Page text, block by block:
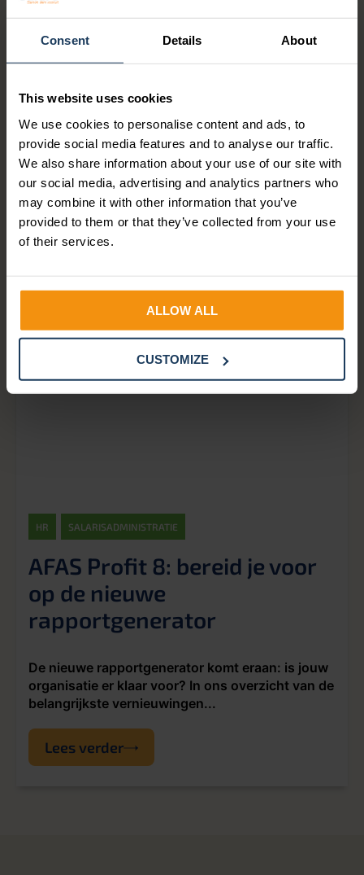
Consent Details About
This website uses cookies
We use cookies to personalise content and ads, to
provide social media features and to analyse our traffic.
We also share information about your use of our site with
our social media, advertising and analytics partners who
may combine it with other information that you’ve
provided to them or that they’ve collected from your use
of their services.
ALLOW ALL
CUSTOMIZE
HR SALARISADMINISTRATIE WET- & REGELGEVING
Wet meer zekerheid
flexwerkers: start
inventarisatie
De Wet meer zekerheid flexwerkers is officieel
gepubliceerd. Hoewel het grootste deel van de
nieuwe regels pas op 1 januari 2028...
Lees verder
HR SALARISADMINISTRATIE
AFAS Profit 8: bereid je voor
op de nieuwe
rapportgenerator
De nieuwe rapportgenerator komt eraan: is jouw
organisatie er klaar voor? In ons overzicht van de
belangrijkste vernieuwingen...
Lees verder